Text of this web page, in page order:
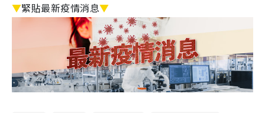
▼緊貼最新疫情消息▼